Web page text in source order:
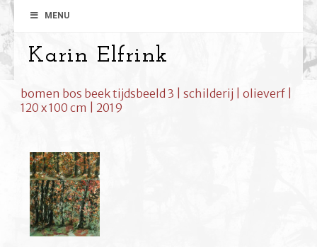
MENU
Karin Elfrink
bomen bos beek tijdsbeeld 3 | schilderij | olieverf |
120 x 100 cm | 2019